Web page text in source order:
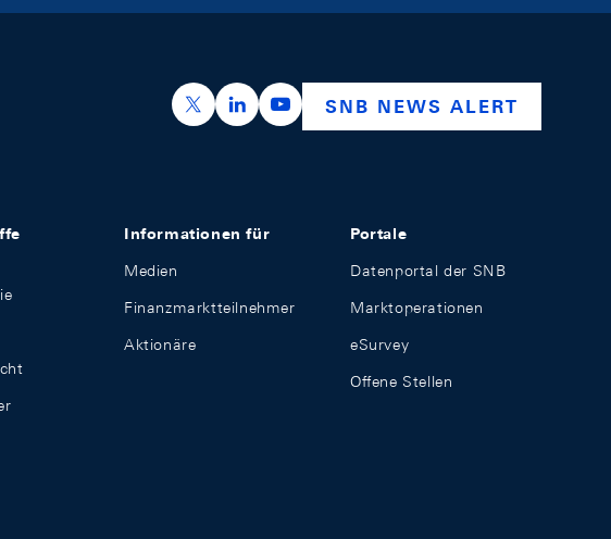
https://x.com/snb_bns
https://ch.linkedin.com/company/swiss-
https://www.youtube.com/
SNB NEWS ALERT
Informationen für
Medien
Finanzmarktteilnehmer
Aktionäre
Portale
Datenportal der SNB
Marktoperationen
eSurvey
Offene Stellen